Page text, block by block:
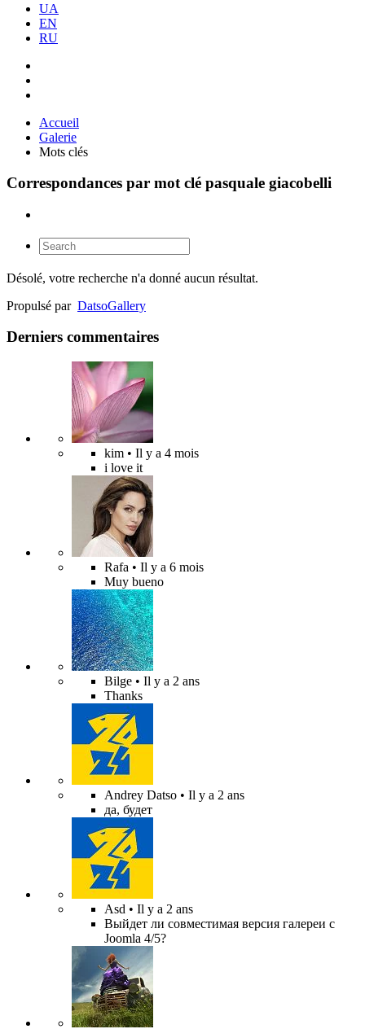
UA
EN
RU
Accueil
Galerie
Mots clés
Correspondances par mot clé pasquale giacobelli
Désolé, votre recherche n'a donné aucun résultat.
Propulsé par DatsoGallery
Derniers commentaires
kim • Il y a 4 mois
i love it
Rafa • Il y a 6 mois
Muy bueno
Bilge • Il y a 2 ans
Thanks
Andrey Datso • Il y a 2 ans
да, будет
Asd • Il y a 2 ans
Выйдет ли совместимая версия галереи с
Joomla 4/5?